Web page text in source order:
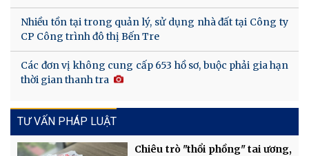
Nhiều tồn tại trong quản lý, sử dụng nhà đất tại Công ty
CP Công trình đô thị Bến Tre
Các đơn vị không cung cấp 653 hồ sơ, buộc phải gia hạn
thời gian thanh tra
TƯ VẤN PHÁP LUẬT
Chiêu trò "thổi phồng" tai ương,